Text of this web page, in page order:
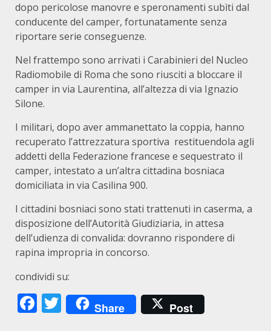
dopo pericolose manovre e speronamenti subìti dal
conducente del camper, fortunatamente senza
riportare serie conseguenze.
Nel frattempo sono arrivati i Carabinieri del Nucleo
Radiomobile di Roma che sono riusciti a bloccare il
camper in via Laurentina, all’altezza di via Ignazio
Silone.
I militari, dopo aver ammanettato la coppia, hanno
recuperato l’attrezzatura sportiva restituendola agli
addetti della Federazione francese e sequestrato il
camper, intestato a un’altra cittadina bosniaca
domiciliata in via Casilina 900.
I cittadini bosniaci sono stati trattenuti in caserma, a
disposizione dell’Autorità Giudiziaria, in attesa
dell’udienza di convalida: dovranno rispondere di
rapina impropria in concorso.
condividi su:
Facebook
Twitter
Share Post